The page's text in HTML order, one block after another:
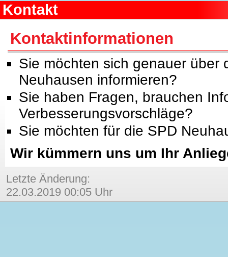
Kontakt
Kontaktinformationen
Sie möchten sich genauer über
Neuhausen informieren?
Sie haben Fragen, brauchen
Verbesserungsvorschläge?
Sie möchten für die SPD
Wir kümmern uns um Ihr
Letzte Änderung:
22.03.2019 00:05 Uhr